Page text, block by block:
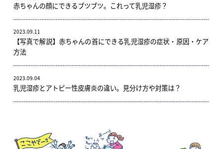
赤ちゃんの顔にできるブツブツ。これって乳児湿疹？
2023.09.11
【写真で解説】赤ちゃんの首にできる乳児湿疹の症状・原因・ケア
方法
2023.09.04
乳児湿疹とアトピー性皮膚炎の違い。見分け方や対策は？